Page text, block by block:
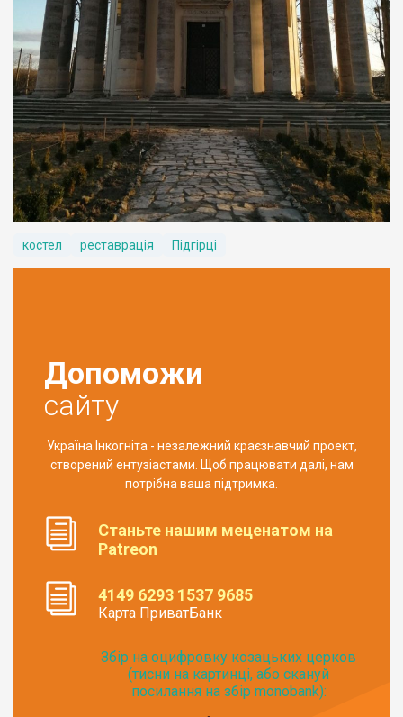
костел реставрація Підгірці
Допоможи
сайту
Україна Інкогніта - незалежний краєзнавчий проект,
створений ентузіастами. Щоб працювати далі, нам
потрібна ваша підтримка.
Станьте нашим меценатом на
Patreon
4149 6293 1537 9685
Карта ПриватБанк
Збір на оцифровку козацьких церков
(тисни на картинці, або скануй
посилання на збір monobank):